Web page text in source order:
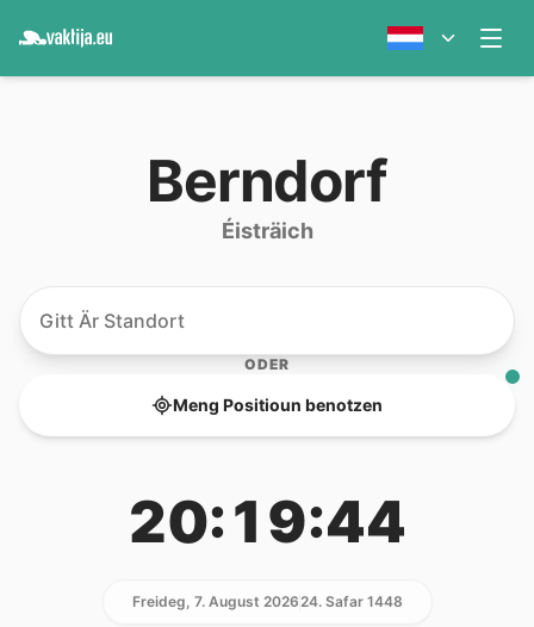
Berndorf
Éisträich
ODER
Meng Positioun benotzen
20:19:44
Freideg, 7. August 202624. Safar 1448